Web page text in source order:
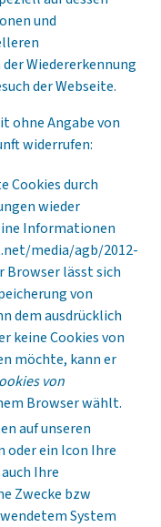
und
Wiedererkennung
der Webseite.
ohne Angabe von
widerrufen:
Cookies durch
wieder
Informationen
media/agb/2012-
Browser lässt sich
von
dem ausdrücklich
keine Cookies von
möchte, kann er
von
Browser wählt.
auf unseren
oder ein Icon Ihre
Ihre
Zwecke bzw
System